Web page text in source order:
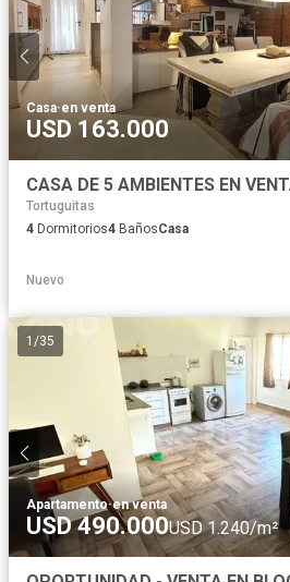
Casa·en venta
USD 163.000
Tortuguitas
4 Dormitorios4 BañosCasa
Nuevo
1 /35
Apartamento·en venta
USD 490.000USD 1.240/m²